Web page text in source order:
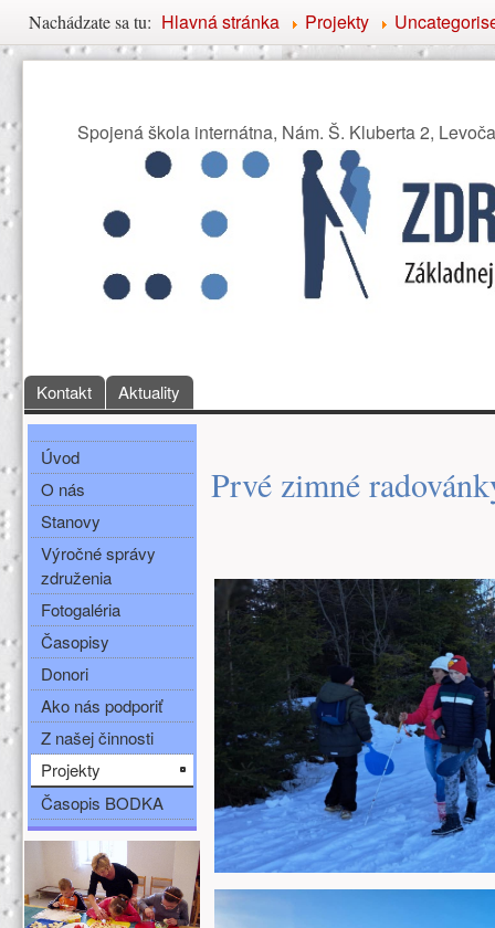
Nachádzate sa tu
Nachádzate sa tu: Hlavná stránka Projekty
Združenie priateľov
Spojená škola internátna, Nám. Š. Kluberta 2, Levoča
Hlavné menu
Kontakt Aktuality
Bočné menu
Úvod
O nás
Stanovy
Výročné správy
združenia
Fotogaléria
Časopisy
Donori
Ako nás podporiť
Z našej činnosti
Projekty
Časopis BODKA
Ďalšie zdroje (ľavý stĺpec)
Prvé zimné